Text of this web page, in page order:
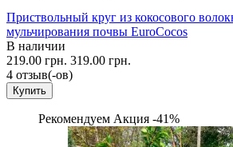
Приствольный круг из кокосового
мульчирования почвы EuroCocos
В наличии
219.00 грн. 319.00 грн.
4 отзыв(-ов)
Купить
Рекомендуем Акция -41%